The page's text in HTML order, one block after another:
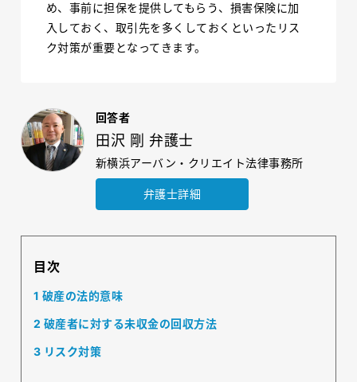
め、事前に担保を提供してもらう、損害保険に加
入しておく、取引先を多くしておくといったリス
ク対策が重要となってきます。
回答者
田沢 剛 弁護士
新横浜アーバン・クリエイト法律事務所
弁護士詳細
目次
1 破産の法的意味
2 破産者に対する未収金の回収方法
3 リスク対策